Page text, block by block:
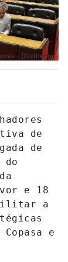
- (Guilherme
de
de
do
e 18
a
e